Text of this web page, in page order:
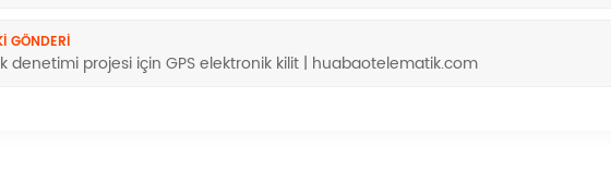
GÖNDERI
denetimi projesi için GPS elektronik kilit | huabaotelematik.com